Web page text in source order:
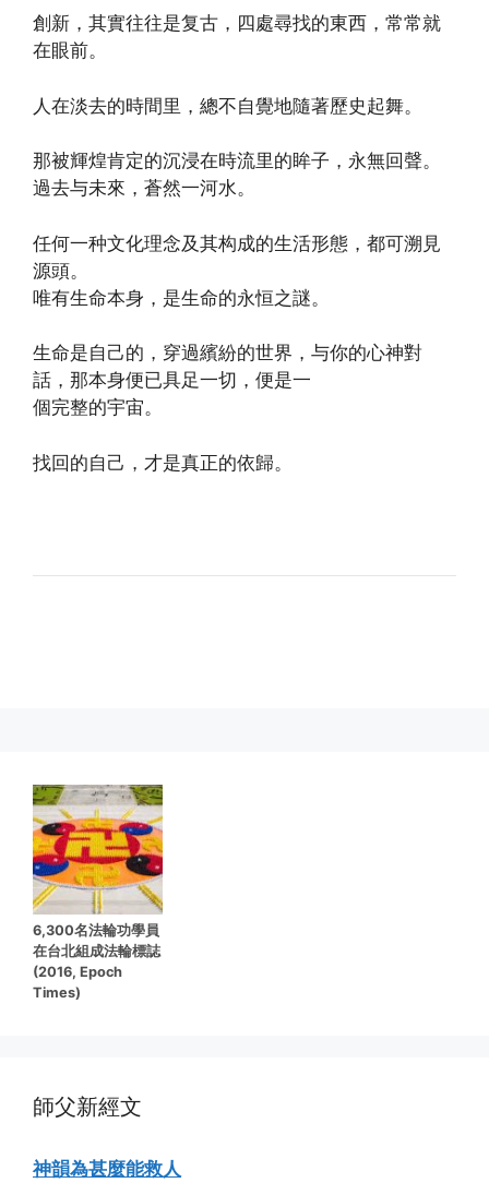
創新，其實往往是复古，四處尋找的東西，常常就
在眼前。
人在淡去的時間里，總不自覺地隨著歷史起舞。
那被輝煌肯定的沉浸在時流里的眸子，永無回聲。
過去与未來，蒼然一河水。
任何一种文化理念及其构成的生活形態，都可溯見
源頭。
唯有生命本身，是生命的永恒之謎。
生命是自己的，穿過繽紛的世界，与你的心神對
話，那本身便已具足一切，便是一
個完整的宇宙。
找回的自己，才是真正的依歸。
6,300名法輪功學員
在台北組成法輪標誌
(2016, Epoch
Times)
師父新經文
神韻為甚麼能救人